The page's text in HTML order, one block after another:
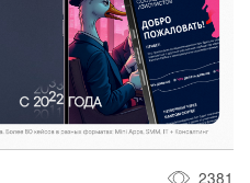
2381